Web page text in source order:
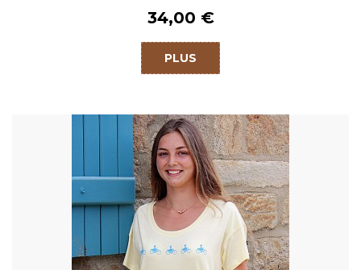
34,00 €
PLUS